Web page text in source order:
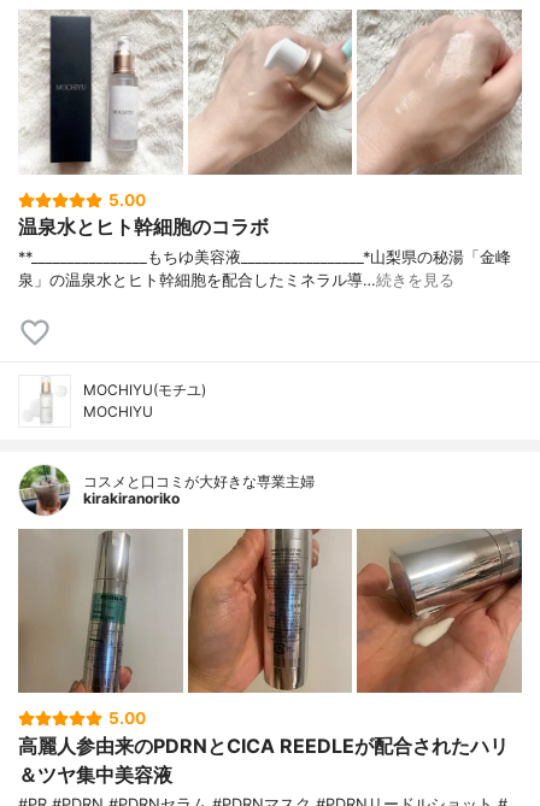
5.00
温泉水とヒト幹細胞のコラボ
**⁡________________⁡もちゆ⁡美容液⁡_________________⁡⁡⁡*山梨県の秘湯「金峰
泉」の温泉水とヒト幹細胞を配合したミネラル導…続きを見る
MOCHIYU(モチユ)
MOCHIYU
コスメと口コミが大好きな専業主婦
kirakiranoriko
5.00
高麗人参由来のPDRNとCICA REEDLEが配合されたハリ
＆ツヤ集中美容液